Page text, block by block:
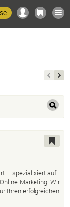
– spezialisiert auf
Marketing. Wir
Ihren erfolgreichen